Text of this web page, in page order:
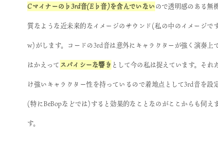
Cマイナーの♭3rd音(E♭音)を含んでいない ので透明感のある無
質なような近未来的なイメージのサウンド(私の中のイメージで
w)がします。コードの3rd音は意外にキャラクターが強く演奏上
はかえって スパイシーな響き として今の私は捉えています。それ
け強いキャラクター性を持っているので着地点として3rd音を設
(特にBeBopなどでは)すると効果的なことなのがここからも伺え
す。